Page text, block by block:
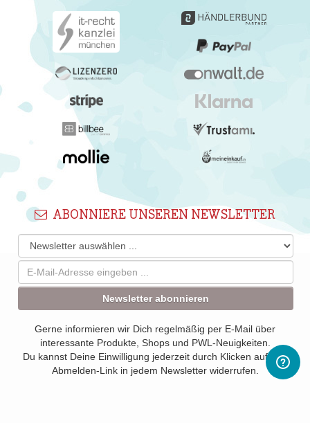
ABONNIERE UNSEREN NEWSLETTER
Newsletter abonnieren
Gerne informieren wir Dich regelmäßig per E-Mail über
interessante Produkte, Shops und PWL-Neuigkeiten.
Du kannst Deine Einwilligung jederzeit durch Klicken auf den
Abmelden-Link in jedem Newsletter widerrufen.